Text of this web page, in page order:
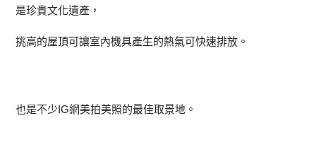
是珍貴文化遺產，
挑高的屋頂可讓室內機具產生的熱氣可快速排放。
也是不少IG網美拍美照的最佳取景地。